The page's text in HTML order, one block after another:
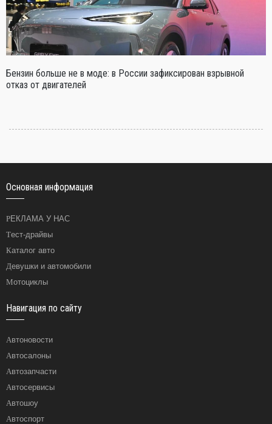
Бензин больше не в моде: в России зафиксирован взрывной
отказ от двигателей
Основная информация
РЕКЛАМА У НАС
Тест-драйвы
Каталог авто
Девушки и автомобили
Мотоциклы
Навигация по сайту
Автоновости
Автосалоны
Автозапчасти
Автосервисы
Автошоу
Автоспорт